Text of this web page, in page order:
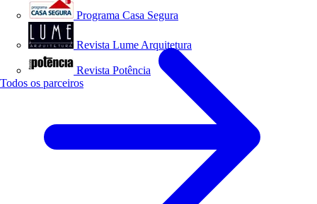
Programa Casa Segura
Revista Lume Arquitetura
Revista Potência
Todos os parceiros